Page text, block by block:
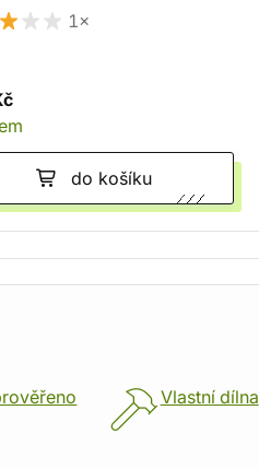
1×
do košíku
Vlastní dílna